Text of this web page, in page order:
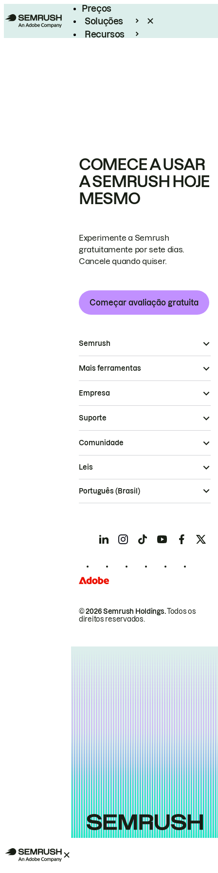
Preços
Soluções
Recursos
COMECE A USAR
A SEMRUSH HOJE
MESMO
Experimente a Semrush
gratuitamente por sete dias.
Cancele quando quiser.
Começar avaliação gratuita
Semrush
Mais ferramentas
Empresa
Suporte
Comunidade
© 2026 Semrush Holdings.Todos os
direitos reservados.
Leis
Português (Brasil)